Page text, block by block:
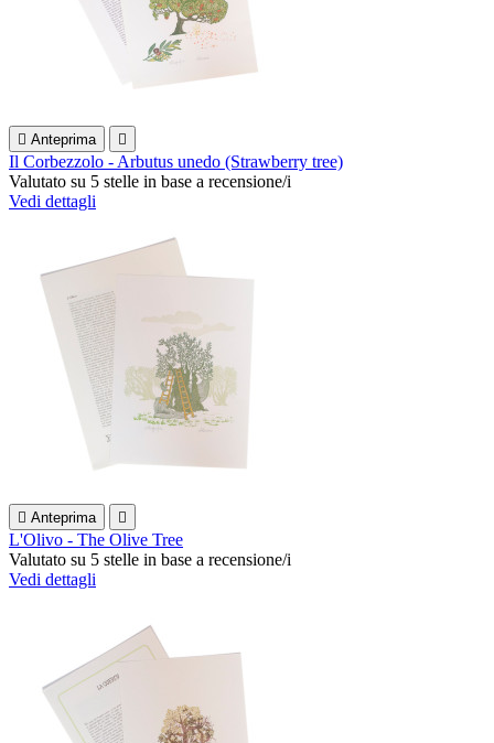
 Anteprima 
Il Corbezzolo - Arbutus unedo (Strawberry tree)
Valutato su 5 stelle in base a recensione/i
Vedi dettagli
 Anteprima 
L'Olivo - The Olive Tree
Valutato su 5 stelle in base a recensione/i
Vedi dettagli